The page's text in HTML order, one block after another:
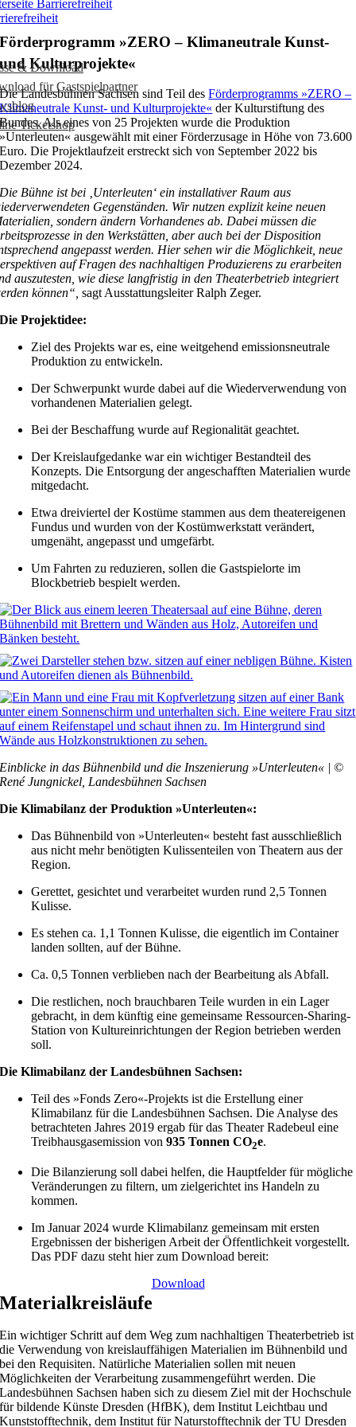
& Download
für Gastspielpartner
Ticketshop
Förderprogramm »ZERO – Klimaneutrale Kunst-
und Kulturprojekte«
Die Landesbühnen Sachsen sind Teil desFörderprogramms »ZERO –
Klimaneutrale Kunst- und Kulturprojekte« der Kulturstiftung des
Bundes. Als eines von 25 Projekten wurde die Produktion
»Unterleuten« ausgewählt mit einer Förderzusage in Höhe von 73.600
Euro. Die Projektlaufzeit erstreckt sich von September 2022 bis
Dezember 2024.
Bühne ist bei ‚Unterleuten‘ ein installativer Raum aus
Gegenständen. Wir nutzen explizit keine neuen
sondern ändern Vorhandenes ab. Dabei müssen die
in den Werkstätten, aber auch bei der Disposition
angepasst werden. Hier sehen wir die Möglichkeit, neue
auf Fragen des nachhaltigen Produzierens zu erarbeiten
auszutesten, wie diese langfristig in den Theaterbetrieb integriert
können“, sagt Ausstattungsleiter Ralph Zeger.
Die Projektidee:
Ziel des Projekts war es, eine weitgehend emissionsneutrale
Produktion zu entwickeln.
Der Schwerpunkt wurde dabei auf die Wiederverwendung von
vorhandenen Materialien gelegt.
Bei der Beschaffung wurde auf Regionalität geachtet.
Der Kreislaufgedanke war ein wichtiger Bestandteil des
Konzepts. Die Entsorgung der angeschafften Materialien wurde
mitgedacht.
Etwa dreiviertel der Kostüme stammen aus dem theatereigenen
Fundus und wurden von der Kostümwerkstatt verändert,
umgenäht, angepasst und umgefärbt.
Um Fahrten zu reduzieren, sollen die Gastspielorte im
Blockbetrieb bespielt werden.
Einblicke in das Bühnenbild und die Inszenierung »Unterleuten« | ©
René Jungnickel, Landesbühnen Sachsen
Die Klimabilanz der Produktion »Unterleuten«:
Das Bühnenbild von »Unterleuten« besteht fast ausschließlich
aus nicht mehr benötigten Kulissenteilen von Theatern aus der
Region.
Gerettet, gesichtet und verarbeitet wurden rund 2,5 Tonnen
Kulisse.
Es stehen ca. 1,1 Tonnen Kulisse, die eigentlich im Container
landen sollten, auf der Bühne.
Ca. 0,5 Tonnen verblieben nach der Bearbeitung als Abfall.
Die restlichen, noch brauchbaren Teile wurden in ein Lager
gebracht, in dem künftig eine gemeinsame Ressourcen-Sharing-
Station von Kultureinrichtungen der Region betrieben werden
soll.
Die Klimabilanz der Landesbühnen Sachsen:
Teil des »Fonds Zero«-Projekts ist die Erstellung einer
Klimabilanz für die Landesbühnen Sachsen. Die Analyse des
betrachteten Jahres 2019 ergab für das Theater Radebeul eine
Treibhausgasemission von935 Tonnen CO2e.
Die Bilanzierung soll dabei helfen, die Hauptfelder für mögliche
Veränderungen zu filtern, um zielgerichtet ins Handeln zu
kommen.
Im Januar 2024 wurde Klimabilanz gemeinsam mit ersten
Ergebnissen der bisherigen Arbeit der Öffentlichkeit vorgestellt.
Das PDF dazu steht hier zum Download bereit:
Download
Materialkreisläufe
Ein wichtiger Schritt auf dem Weg zum nachhaltigen Theaterbetrieb ist
die Verwendung von kreislauffähigen Materialien im Bühnenbild und
bei den Requisiten. Natürliche Materialien sollen mit neuen
Möglichkeiten der Verarbeitung zusammengeführt werden. Die
Landesbühnen Sachsen haben sich zu diesem Ziel mit der Hochschule
für bildende Künste Dresden (HfBK), dem Institut Leichtbau und
Kunststofftechnik, dem Institut für Naturstofftechnik der TU Dresden